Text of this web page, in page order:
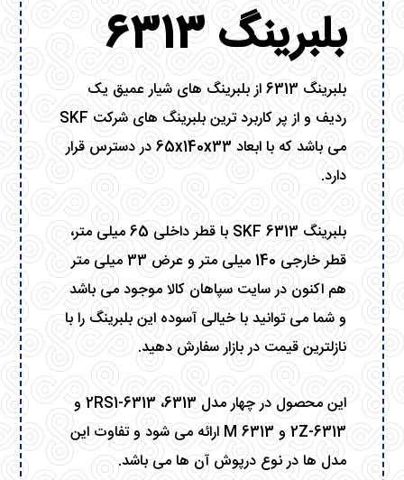
بلبرینگ 6313
بلبرینگ 6313 از بلبرینگ های شیار عمیق یک
ردیف و از پر کاربرد ترین بلبرینگ های شرکت SKF
می باشد که با ابعاد 65x140x33 در دسترس قرار
دارد.
بلبرینگ 6313 SKF
با قطر داخلی 65 میلی متر،
قطر خارجی 140 میلی متر و عرض 33 میلی متر
هم اکنون در سایت سپاهان کالا موجود می باشد
و شما می توانید با خیالی آسوده این بلبرینگ را با
نازلترین قیمت در بازار سفارش دهید.
این محصول در چهار مدل 6313، 6313-2RS1 و
6313-2Z و 6313 M ارائه می شود و تفاوت این
مدل ها در نوع درپوش آن ها می باشد.